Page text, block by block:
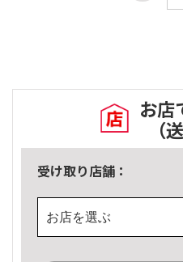
お店
（
受け取り店舗：
お店を選ぶ